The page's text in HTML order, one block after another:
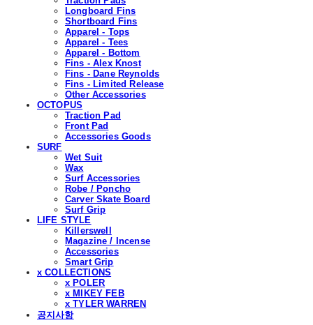
Longboard Fins
Shortboard Fins
Apparel - Tops
Apparel - Tees
Apparel - Bottom
Fins - Alex Knost
Fins - Dane Reynolds
Fins - Limited Release
Other Accessories
OCTOPUS
Traction Pad
Front Pad
Accessories Goods
SURF
Wet Suit
Wax
Surf Accessories
Robe / Poncho
Carver Skate Board
Surf Grip
LIFE STYLE
Killerswell
Magazine / Incense
Accessories
Smart Grip
x COLLECTIONS
x POLER
x MIKEY FEB
x TYLER WARREN
공지사항